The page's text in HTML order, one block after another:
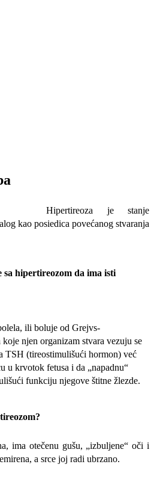
Hipertireoza je stanje
kao posiedica povećanog stvaranja
sa hipertireozom da ima isti
ili boluje od Grejvs-
njen organizam stvara vezuju se
TSH (tireostimulišući hormon) već
u krvotok fetusa i da „napadnu“
funkciju njegove štitne žlezde.
ima otečenu gušu, „izbuljene“ oči i
a srce joj radi ubrzano.